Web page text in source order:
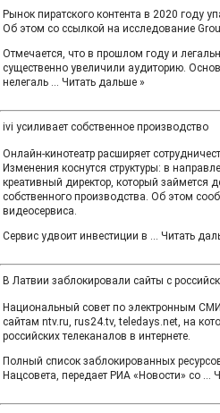
Рынок пиратского контента в 2020 году
Об этом со ссылкой на исследование
Отмечается, что в прошлом году и
существенно увеличили аудиторию.
нелегаль ... Читать дальше »
ivi усиливает собственное производство
Онлайн-кинотеатр расширяет
Изменения коснутся структуры: в
креативный директор, который займется
собственного производства. Об этом
видеосервиса.
Сервис удвоит инвестиции в ... Читать
В Латвии заблокировали сайты с
Национальный совет по электронным
сайтам ntv.ru, rus24.tv, teledays.net, на
российских телеканалов в интернете.
Полный список заблокированных
Нацсовета, передает РИА «Новости» со ...